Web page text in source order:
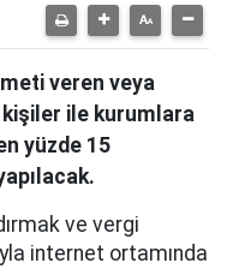
veren veya
kişiler ile kurumlara
yüzde 15
ve vergi
internet ortamında